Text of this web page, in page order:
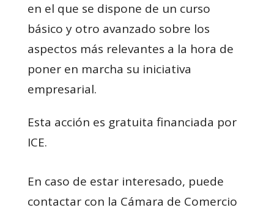
en el que se dispone de un curso
básico y otro avanzado sobre los
aspectos más relevantes a la hora de
poner en marcha su iniciativa
empresarial.
Esta acción es gratuita financiada por
ICE.
En caso de estar interesado, puede
contactar con la Cámara de Comercio